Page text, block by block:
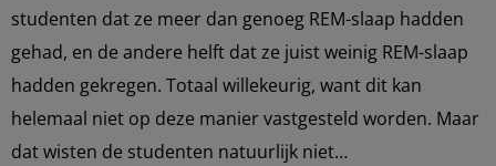
studenten dat ze meer dan genoeg REM-slaap hadden
gehad, en de andere helft dat ze juist weinig REM-slaap
hadden gekregen. Totaal willekeurig, want dit kan
helemaal niet op deze manier vastgesteld worden. Maar
dat wisten de studenten natuurlijk niet…